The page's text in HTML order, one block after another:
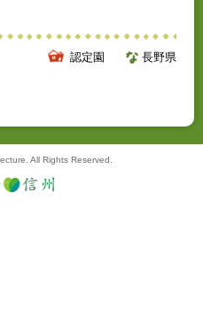
認定園 長野県
All Rights Reserved.